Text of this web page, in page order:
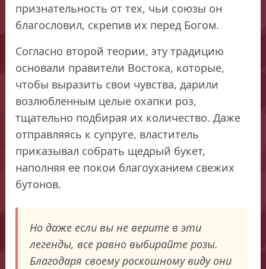
признательность от тех, чьи союзы он
благословил, скрепив их перед Богом.
Согласно второй теории, эту традицию
основали правители Востока, которые,
чтобы выразить свои чувства, дарили
возлюбленным целые охапки роз,
тщательно подбирая их количество. Даже
отправляясь к супруге, властитель
приказывал собрать щедрый букет,
наполняя ее покои благоуханием свежих
бутонов.
Но даже если вы не верите в эти
легенды, все равно выбирайте розы.
Благодаря своему роскошному виду они